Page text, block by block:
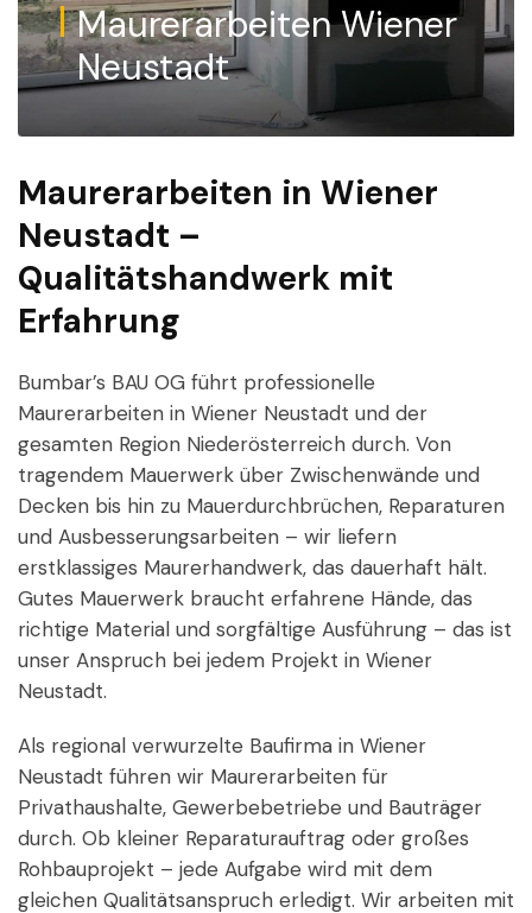
Maurerarbeiten Wiener
Neustadt
Maurerarbeiten in Wiener
Neustadt –
Qualitätshandwerk mit
Erfahrung
Bumbar’s BAU OG führt professionelle
Maurerarbeiten in Wiener Neustadt und der
gesamten Region Niederösterreich durch. Von
tragendem Mauerwerk über Zwischenwände und
Decken bis hin zu Mauerdurchbrüchen, Reparaturen
und Ausbesserungsarbeiten – wir liefern
erstklassiges Maurerhandwerk, das dauerhaft hält.
Gutes Mauerwerk braucht erfahrene Hände, das
richtige Material und sorgfältige Ausführung – das ist
unser Anspruch bei jedem Projekt in Wiener
Neustadt.
Als regional verwurzelte Baufirma in Wiener
Neustadt führen wir Maurerarbeiten für
Privathaushalte, Gewerbebetriebe und Bauträger
durch. Ob kleiner Reparaturauftrag oder großes
Rohbauprojekt – jede Aufgabe wird mit dem
gleichen Qualitätsanspruch erledigt. Wir arbeiten mit